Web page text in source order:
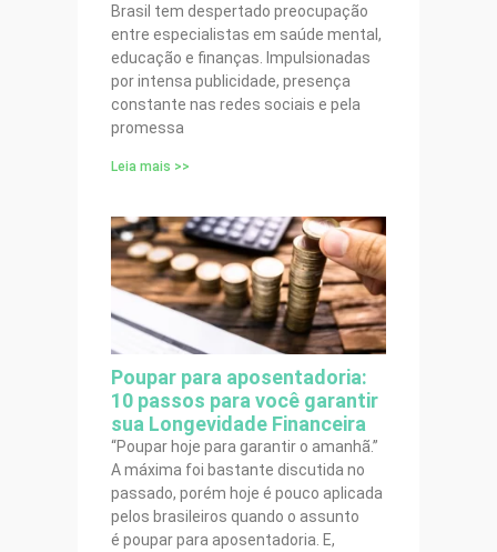
Brasil tem despertado preocupação
entre especialistas em saúde mental,
educação e finanças. Impulsionadas
por intensa publicidade, presença
constante nas redes sociais e pela
promessa
Leia mais >>
Poupar para aposentadoria:
10 passos para você garantir
sua Longevidade Financeira
“Poupar hoje para garantir o amanhã.”
A máxima foi bastante discutida no
passado, porém hoje é pouco aplicada
pelos brasileiros quando o assunto
é poupar para aposentadoria. E,